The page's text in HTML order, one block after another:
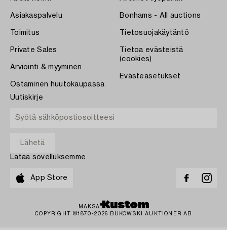
Asiakaspalvelu
Toimitus
Private Sales
Arviointi & myyminen
Ostaminen huutokaupassa
Bonhams - All auctions
Tietosuojakäytäntö
Tietoa evästeistä
(cookies)
Evästeasetukset
Uutiskirje
Lataa sovelluksemme
App Store
MAKSA
COPYRIGHT ©1870-2026 BUKOWSKI AUKTIONER AB